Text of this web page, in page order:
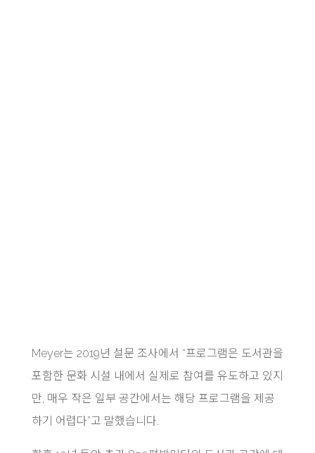
Meyer는 2019년 설문 조사에서 “프로그램은 도서관을
포함한 문화 시설 내에서 실제로 참여를 유도하고 있지
만, 매우 작은 일부 공간에서는 해당 프로그램을 제공
하기 어렵다”고 말했습니다.